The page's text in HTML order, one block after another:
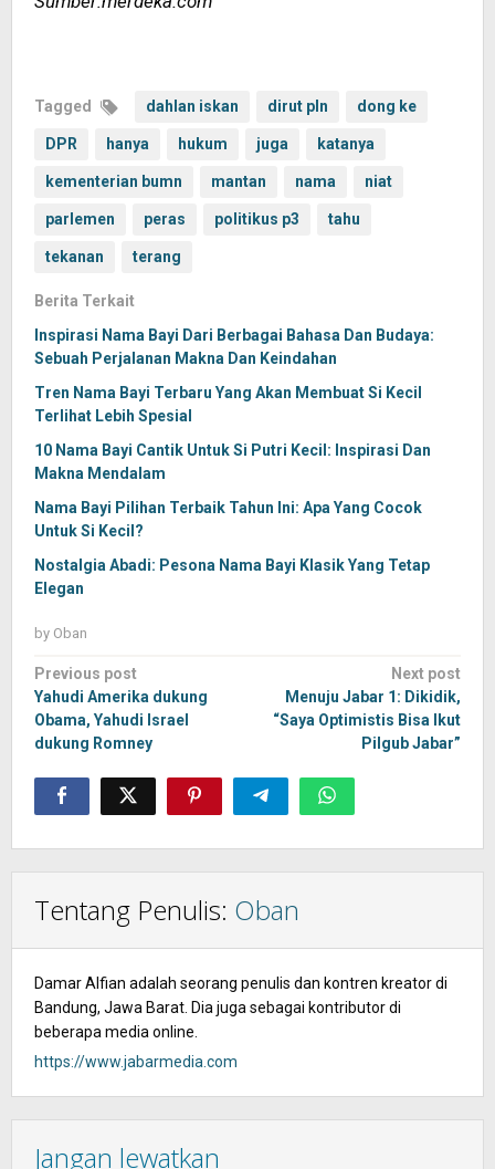
Tagged dahlan iskan dirut pln dong ke
DPR hanya hukum juga katanya
kementerian bumn mantan nama niat
parlemen peras politikus p3 tahu
tekanan terang
Berita Terkait
Inspirasi Nama Bayi Dari Berbagai Bahasa Dan Budaya:
Sebuah Perjalanan Makna Dan Keindahan
Tren Nama Bayi Terbaru Yang Akan Membuat Si Kecil
Terlihat Lebih Spesial
10 Nama Bayi Cantik Untuk Si Putri Kecil: Inspirasi Dan
Makna Mendalam
Nama Bayi Pilihan Terbaik Tahun Ini: Apa Yang Cocok
Untuk Si Kecil?
Nostalgia Abadi: Pesona Nama Bayi Klasik Yang Tetap
Elegan
by Oban
Post
navigation
Previous post
Yahudi Amerika dukung
Obama, Yahudi Israel
dukung Romney
Next post
Menuju Jabar 1: Dikidik,
“Saya Optimistis Bisa Ikut
Pilgub Jabar”
Tentang Penulis: Oban
Damar Alfian adalah seorang penulis dan kontren kreator di
Bandung, Jawa Barat. Dia juga sebagai kontributor di
beberapa media online.
https://www.jabarmedia.com
Jangan lewatkan